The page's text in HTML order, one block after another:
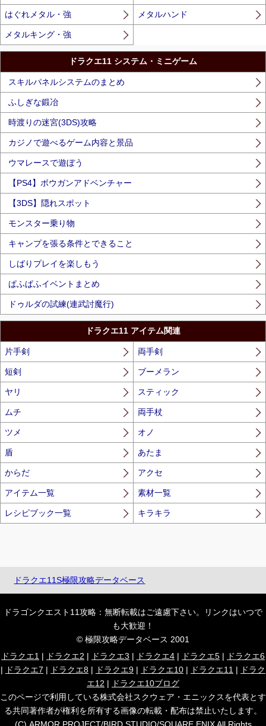
はぐれメタル・強 メタルハンド
メタルキング・強
ドラクエ11 システム・ミニゲーム
スキルパネルシステムのまとめ
ふしぎな鍛冶
時渡りの迷宮(3DS)攻略
カジノで遊べるゲーム内容と景品
ウマレースで遊ぼう
【PS4】ボウガンアドベンチャー
【3DS】隠れスポット
モンスター乗り物
キャンプを張る条件とできること
しばりプレイを楽しもう
ぱふぱふイベントまとめ
ドゥルダの試練(連武討魔行)
ドラクエ11 アイテム関連
片手剣 両手剣
短剣 ブーメラン
ヤリ スティック
ムチ 両手杖
ツメ オノ
盾 あたま
からだ アクセ
アイテム一覧 素材一覧
レシピブック一覧 キラキラ
ドラクエ11S極限攻略データベース
ドラゴンクエスト11攻略：無断転載はご遠慮下さい。リンクはいつで
も大歓迎！
© 極限攻略データベース 2001
ドラクエ1 | ドラクエ2 | ドラクエ3 | ドラクエ4 | ドラクエ5 |
ドラクエ6
|
ドラクエ7 | ドラクエ8 | ドラクエ9 | ドラクエ10 | ドラクエ11 |
ドラク
エ12 |
ドラクエ10ブログ
このページで利用している株式会社スクウェア・エニックスを代表とす
る共同著作者が権利を所有する画像の転載・配布は禁止いたします。